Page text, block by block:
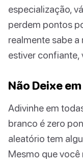
especialização,
perdem pontos
realmente sabe a
estiver confiante,
Não Deixe
Adivinhe em
branco é zero
aleatório tem
Mesmo que